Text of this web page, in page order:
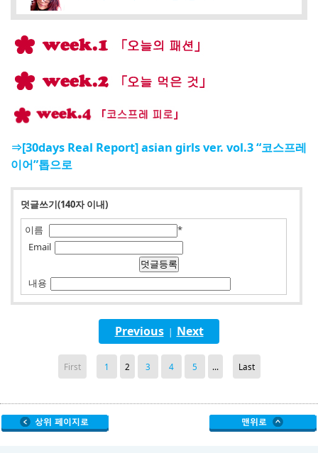
⇒[30days Real Report] asian girls ver. vol.3 “코스프레
이어”톱으로
덧글쓰기(140자 이내)
이름
*
Email
내용
Previous| Next
First 1 2 3 4 5 ... Last